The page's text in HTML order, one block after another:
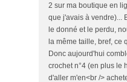
2 sur ma boutique en
que j'avais à vendre)...
le donné et le perdu,
la même taille, bref, ce
Donc aujourd'hui
crochet n°4 (en plus le
d'aller m'en<br />